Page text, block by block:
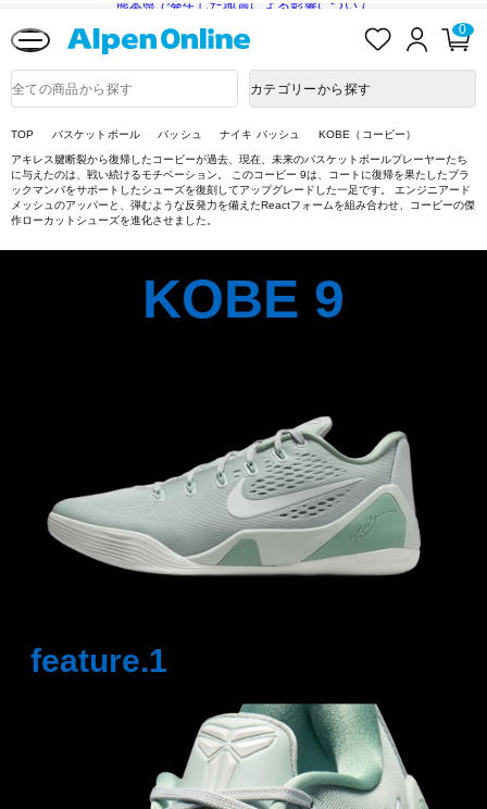
熊本県で発生した地震による影響について
入
ロ
ン
0
品
検
カテゴリーから探す
TOP バスケットボール バッシュ ナイキ バッシュ KOBE（コービー）
アキレス腱断裂から復帰したコービーが過去、現在、未来のバスケットボールプレーヤーたち
に与えたのは、戦い続けるモチベーション。 このコービー 9は、コートに復帰を果たしたブラ
ックマンバをサポートしたシューズを復刻してアップグレードした一足です。 エンジニアード
メッシュのアッパーと、弾むような反発力を備えたReactフォームを組み合わせ、コービーの傑
作ローカットシューズを進化させました。
KOBE 9
feature.1